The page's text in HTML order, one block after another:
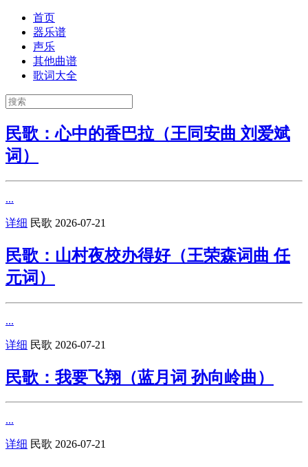
首页
器乐谱
声乐
其他曲谱
歌词大全
民歌：心中的香巴拉（王同安曲 刘爱斌
词）
...
详细 民歌 2026-07-21
民歌：山村夜校办得好（王荣森词曲 任
元词）
...
详细 民歌 2026-07-21
民歌：我要飞翔（蓝月词 孙向岭曲）
...
详细 民歌 2026-07-21